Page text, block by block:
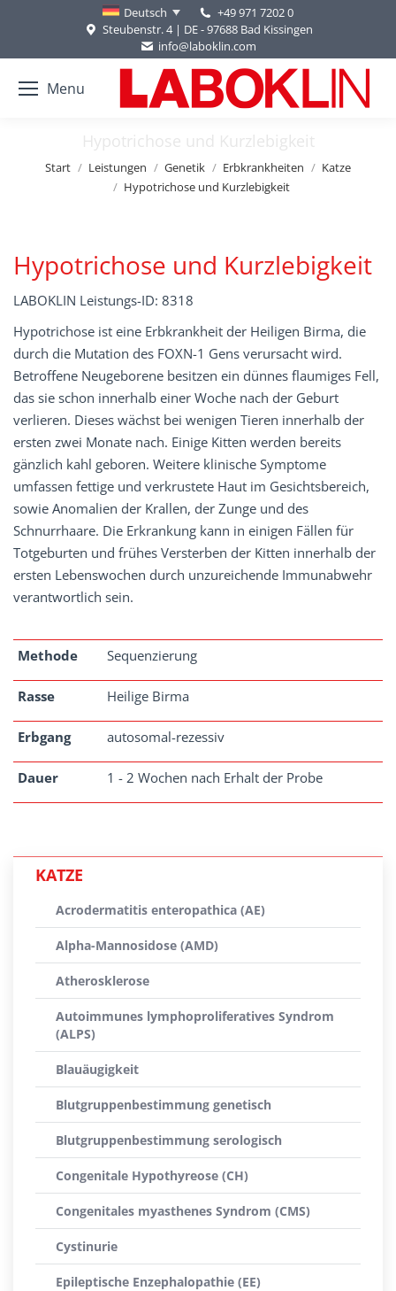
Deutsch
+49 971 7202 0
Steubenstr. 4 | DE - 97688 Bad Kissingen
info@laboklin.com
Menu
Hypotrichose und Kurzlebigkeit
Sie befinden sich hier:
Start Leistungen Genetik Erbkrankheiten
Katze
Hypotrichose und Kurzlebigkeit
Hypotrichose und Kurzlebigkeit
LABOKLIN Leistungs-ID: 8318
Hypotrichose ist eine Erbkrankheit der Heiligen Birma, die
durch die Mutation des FOXN-1 Gens verursacht wird.
Betroffene Neugeborene besitzen ein dünnes flaumiges Fell,
das sie schon innerhalb einer Woche nach der Geburt
verlieren. Dieses wächst bei wenigen Tieren innerhalb der
ersten zwei Monate nach. Einige Kitten werden bereits
gänzlich kahl geboren. Weitere klinische Symptome
umfassen fettige und verkrustete Haut im Gesichtsbereich,
sowie Anomalien der Krallen, der Zunge und des
Schnurrhaare. Die Erkrankung kann in einigen Fällen für
Totgeburten und frühes Versterben der Kitten innerhalb der
ersten Lebenswochen durch unzureichende Immunabwehr
verantwortlich sein.
Methode Sequenzierung
Rasse Heilige Birma
Erbgang autosomal-rezessiv
Dauer 1 - 2 Wochen nach Erhalt der Probe
KATZE
Acrodermatitis enteropathica (AE)
Alpha-Mannosidose (AMD)
Atherosklerose
Autoimmunes lymphoproliferatives Syndrom
(ALPS)
Blauäugigkeit
Blutgruppenbestimmung genetisch
Blutgruppenbestimmung serologisch
Congenitale Hypothyreose (CH)
Congenitales myasthenes Syndrom (CMS)
Cystinurie
Epileptische Enzephalopathie (EE)